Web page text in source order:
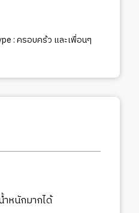
: ครอบคร้ว และเพื่อนๆ
ำหนักมากได้